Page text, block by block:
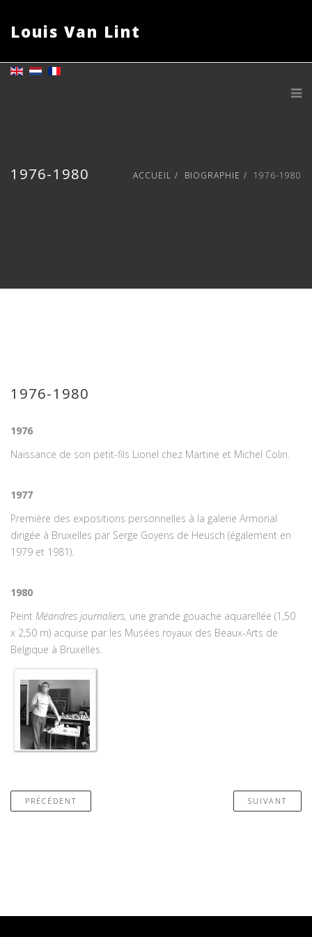
Louis Van Lint
1976-1980 ACCUEIL BIOGRAPHIE 1976-1980
1976-1980
1976
Naissance de son petit-fils Lionel chez Martine et Michel Colin.
1977
Première des expositions personnelles à la galerie Armorial
dirigée à Bruxelles par Serge Goyens de Heusch (également en
1979 et 1981).
1980
Peint Méandres journaliers, une grande gouache aquarellée (1,50
x 2,50 m) acquise par les Musées royaux des Beaux-Arts de
Belgique à Bruxelles.
PRÉCÉDENT SUIVANT